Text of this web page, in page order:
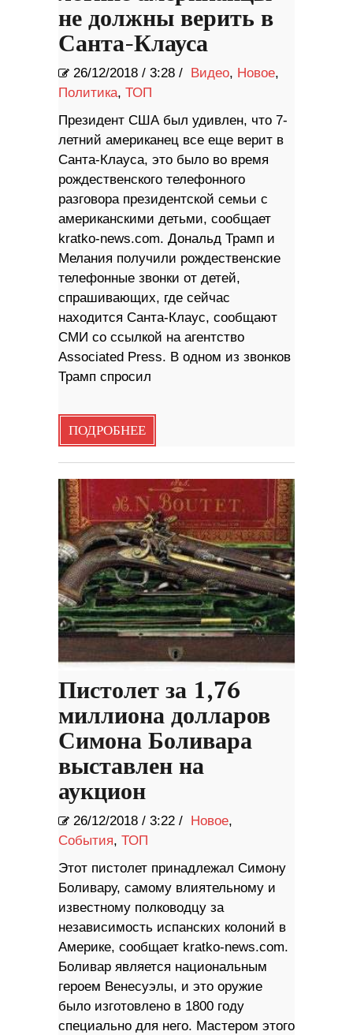
не должны верить в
Санта-Клауса
26/12/2018 / 3:28 / Видео, Новое,
Политика, ТОП
Президент США был удивлен, что 7-
летний американец все еще верит в
Санта-Клауса, это было во время
рождественского телефонного
разговора президентской семьи с
американскими детьми, сообщает
kratko-news.com. Дональд Трамп и
Мелания получили рождественские
телефонные звонки от детей,
спрашивающих, где сейчас
находится Санта-Клаус, сообщают
СМИ со ссылкой на агентство
Associated Press. В одном из звонков
Трамп спросил
ПОДРОБНЕЕ
Пистолет за 1,76
миллиона долларов
Симона Боливара
выставлен на
аукцион
26/12/2018 / 3:22 / Новое,
События, ТОП
Этот пистолет принадлежал Симону
Боливару, самому влиятельному и
известному полководцу за
независимость испанских колоний в
Америке, сообщает kratko-news.com.
Боливар является национальным
героем Венесуэлы, и это оружие
было изготовлено в 1800 году
специально для него. Мастером этого